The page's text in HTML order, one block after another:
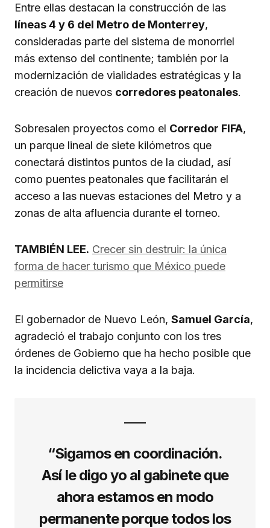
Entre ellas destacan la construcción de las
líneas 4 y 6 del Metro de Monterrey,
consideradas parte del sistema de monorriel
más extenso del continente; también por la
modernización de vialidades estratégicas y la
creación de nuevos corredores peatonales.
Sobresalen proyectos como el Corredor FIFA,
un parque lineal de siete kilómetros que
conectará distintos puntos de la ciudad, así
como puentes peatonales que facilitarán el
acceso a las nuevas estaciones del Metro y a
zonas de alta afluencia durante el torneo.
TAMBIÉN LEE. Crecer sin destruir: la única
forma de hacer turismo que México puede
permitirse
El gobernador de Nuevo León, Samuel García,
agradeció el trabajo conjunto con los tres
órdenes de Gobierno que ha hecho posible que
la incidencia delictiva vaya a la baja.
“Sigamos en coordinación.
Así le digo yo al gabinete que
ahora estamos en modo
permanente porque todos los